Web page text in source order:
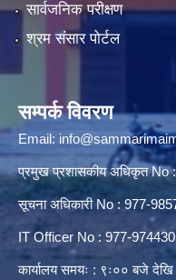
सार्वजनिक परीक्षण
श्रम संसार पोर्टल
सम्पर्क विवरण
Email:
प्रमुख प्रशासकीय अधिकृत No
सूचना अधिकारी No : 977-
IT Officer No : 977-
कार्यालय समयः : ९ः०० बजे